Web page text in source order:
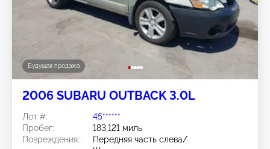
Будущая продажа
2006 SUBARU OUTBACK 3.0L
Лот #:
45******
Пробег:
183,121 миль
Повреждения:
Передняя часть слева/